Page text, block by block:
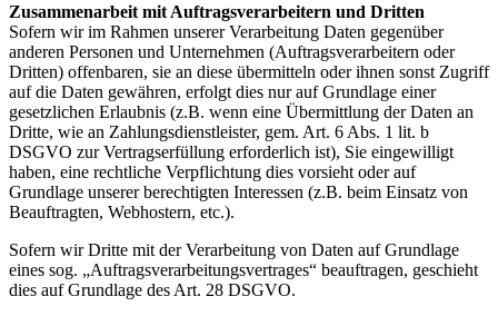
Zusammenarbeit mit Auftragsverarbeitern und Dritten
Sofern wir im Rahmen unserer Verarbeitung Daten gegenüber
anderen Personen und Unternehmen (Auftragsverarbeitern oder
Dritten) offenbaren, sie an diese übermitteln oder ihnen sonst Zugriff
auf die Daten gewähren, erfolgt dies nur auf Grundlage einer
gesetzlichen Erlaubnis (z.B. wenn eine Übermittlung der Daten an
Dritte, wie an Zahlungsdienstleister, gem. Art. 6 Abs. 1 lit. b
DSGVO zur Vertragserfüllung erforderlich ist), Sie eingewilligt
haben, eine rechtliche Verpflichtung dies vorsieht oder auf
Grundlage unserer berechtigten Interessen (z.B. beim Einsatz von
Beauftragten, Webhostern, etc.).
Sofern wir Dritte mit der Verarbeitung von Daten auf Grundlage
eines sog. „Auftragsverarbeitungsvertrages“ beauftragen, geschieht
dies auf Grundlage des Art. 28 DSGVO.